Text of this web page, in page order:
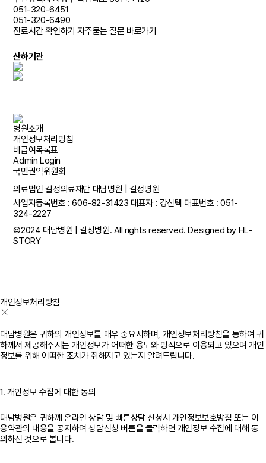
051-320-6451
051-320-6490
진료시간 확인하기 자주묻는 질문 바로가기
산하기관
병원소개
개인정보처리방침
비급여목록표
Admin Login
국민권익위원회
의료법인 길정의료재단 대남병원 | 길정병원
사업자등록번호 : 606-82-31423 대표자 : 강신택 대표번호 :051-
324-2227
©2024 대남병원 | 길정병원. All rights reserved. Designed by HL-
STORY
개인정보처리방침
대남병원은 귀하의 개인정보를 매우 중요시하며, 개인정보처리방침을 통하여 귀
하께서 제공해주시는 개인정보가 어떠한 용도와 방식으로 이용되고 있으며 개인
정보를 위해 어떠한 조치가 취해지고 있는지 알려드립니다.
1. 개인정보 수집에 대한 동의
대남병원은 귀하께 온라인 상담 및 빠른상담 신청시 개인정보보호방침 또는 이
용약관의 내용을 공지하며 상담신청 버튼을 클릭하면 개인정보 수집에 대해 동
의하신 것으로 봅니다.